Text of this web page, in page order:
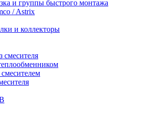
и группы быстрого монтажа
/ Astrix
и коллекторы
смесителя